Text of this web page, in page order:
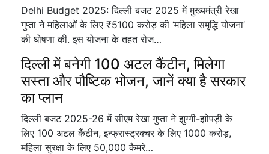
Delhi Budget 2025: दिल्ली बजट 2025 में मुख्यमंत्री रेखा
गुप्ता ने महिलाओं के लिए ₹5100 करोड़ की ‘महिला समृद्धि योजना’
की घोषणा की. इस योजना के तहत रोज…
दिल्ली में बनेगी 100 अटल कैंटीन, मिलेगा
सस्ता और पौष्टिक भोजन, जानें क्या है सरकार
का प्लान
दिल्ली बजट 2025-26 में सीएम रेखा गुप्ता ने झुग्गी-झोपड़ी के
लिए 100 अटल कैंटीन, इन्फ्रास्ट्रक्चर के लिए 1000 करोड़,
महिला सुरक्षा के लिए 50,000 कैमरे…